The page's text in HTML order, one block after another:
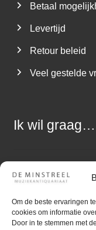
Om de beste ervaringen
cookies om informatie
Door in te stemmen met
Betaal
Levertijd
Retour beleid
Veel gestelde
Ik wil graag…
Zoekopdracht